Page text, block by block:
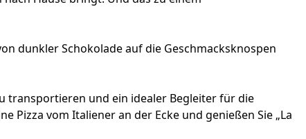
dunkler Schokolade auf die Geschmacksknospen
transportieren und ein idealer Begleiter für die
Pizza vom Italiener an der Ecke und genießen Sie „La